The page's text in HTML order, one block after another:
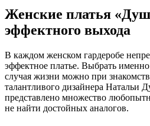
Женские платья
эффектного выхода
В каждом женском гардеробе
эффектное платье. Выбрать
случая жизни можно при
талантливого дизайнера Натальи
представлено множество
не найти достойных аналогов.